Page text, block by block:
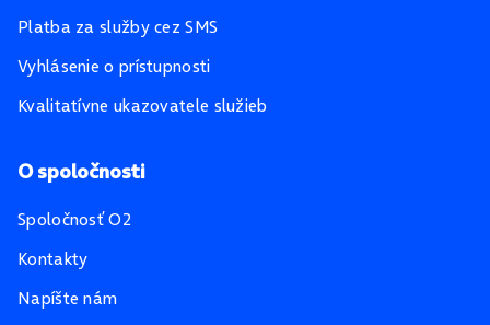
Platba za služby cez SMS
Vyhlásenie o prístupnosti
Kvalitatívne ukazovatele služieb
O spoločnosti
Spoločnosť O2
Kontakty
Napíšte nám